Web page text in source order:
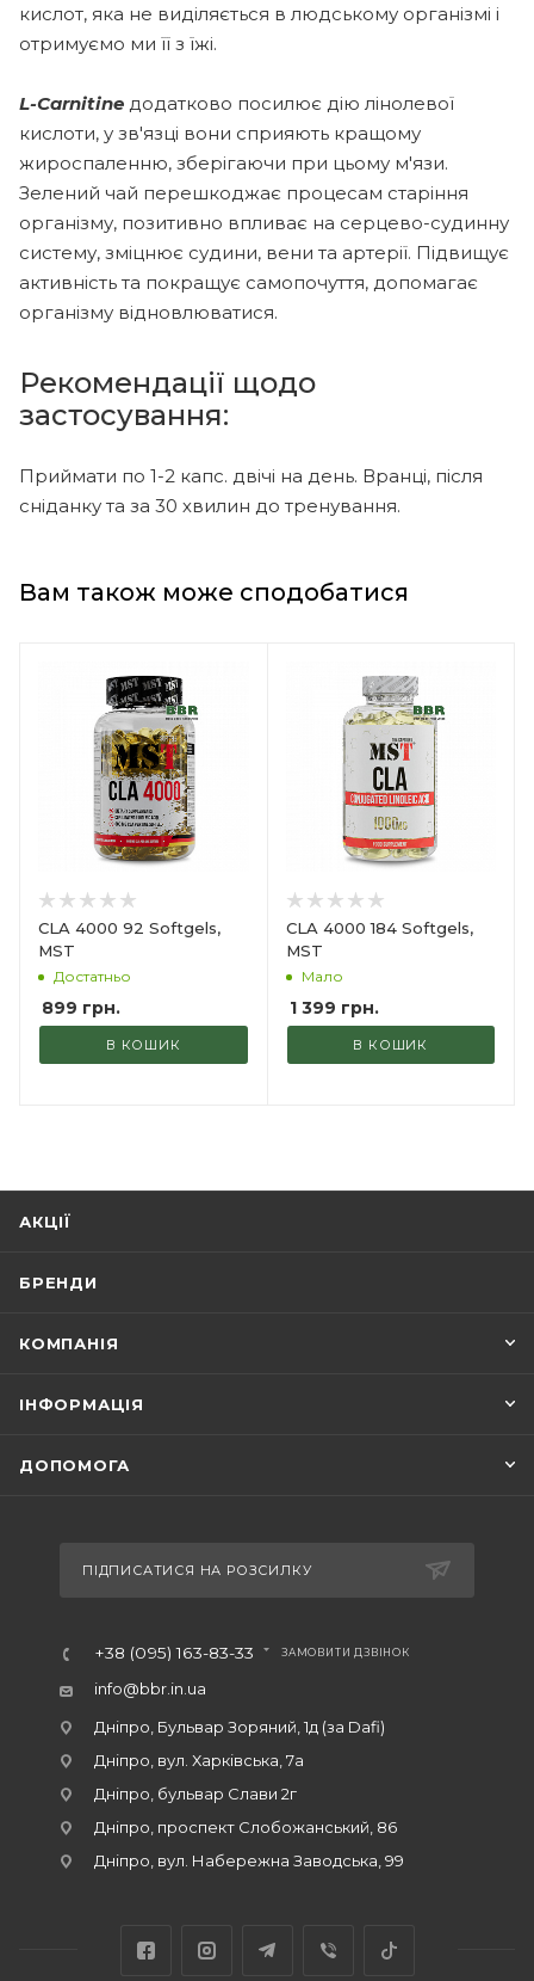
кислот, яка не виділяється в людському організмі і
отримуємо ми її з їжі.
L-Сarnitine додатково посилює дію лінолевої
кислоти, у зв'язці вони сприяють кращому
жироспаленню, зберігаючи при цьому м'язи.
Зелений чай перешкоджає процесам старіння
організму, позитивно впливає на серцево-судинну
систему, зміцнює судини, вени та артерії. Підвищує
активність та покращує самопочуття, допомагає
організму відновлюватися.
Рекомендації щодо
застосування:
Приймати по 1-2 капс. двічі на день. Вранці, після
сніданку та за 30 хвилин до тренування.
Вам також може сподобатися
CLA 4000 92 Softgels,
MST
Достатньо
899 грн.
В КОШИК
CLA 4000 184 Softgels,
MST
Мало
1 399 грн.
В КОШИК
АКЦІЇ
БРЕНДИ
КОМПАНІЯ
ІНФОРМАЦІЯ
ДОПОМОГА
ПІДПИСАТИСЯ НА РОЗСИЛКУ
+38 (095) 163-83-33 ЗАМОВИТИ ДЗВІНОК
info@bbr.in.ua
Дніпро, Бульвар Зоряний, 1д (за Dafi)
Дніпро, вул. Харківська, 7а
Дніпро, бульвар Слави 2г
Дніпро, проспект Слобожанський, 86
Дніпро, вул. Набережна Заводська, 99